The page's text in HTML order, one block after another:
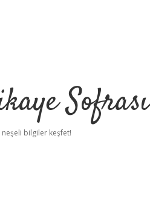
Sofrası
bilgiler keşfet!